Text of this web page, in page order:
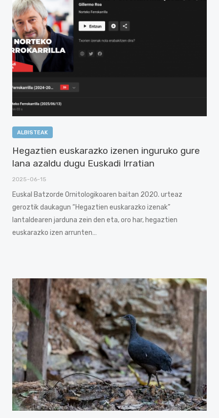
ALBISTEAK
Hegaztien euskarazko izenen inguruko gure
lana azaldu dugu Euskadi Irratian
2025-06-15
Euskal Batzorde Ornitologikoaren baitan 2020. urteaz
geroztik daukagun “Hegaztien euskarazko izenak”
lantaldearen jarduna zein den eta, oro har, hegaztien
euskarazko izen arrunten…